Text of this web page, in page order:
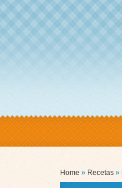
Home » Recetas »